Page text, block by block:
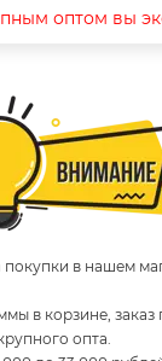
оптом вы
в нашем
в корзине, заказ
опта.